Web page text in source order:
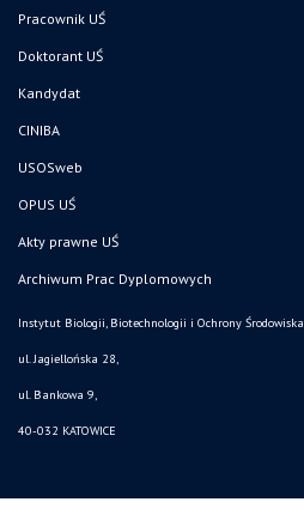
Pracownik UŚ
Doktorant UŚ
Kandydat
CINIBA
USOSweb
OPUS UŚ
Akty prawne UŚ
Archiwum Prac Dyplomowych
Instytut Biologii, Biotechnologii i Ochrony Środowiska
ul. Jagiellońska 28,
ul. Bankowa 9,
40-032 KATOWICE